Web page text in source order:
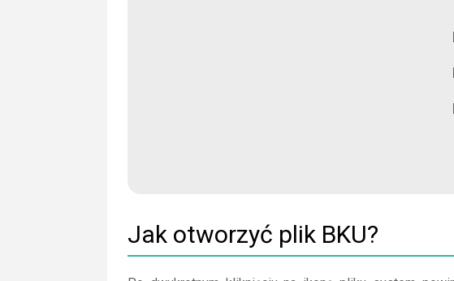
Jak otworzyć plik BKU?